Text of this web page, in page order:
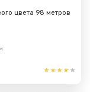
цвета 98 метров